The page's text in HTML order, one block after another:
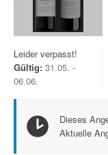
Leider verpasst!
Gültig: 31.05. -
06.06.
Dieses
Aktuelle